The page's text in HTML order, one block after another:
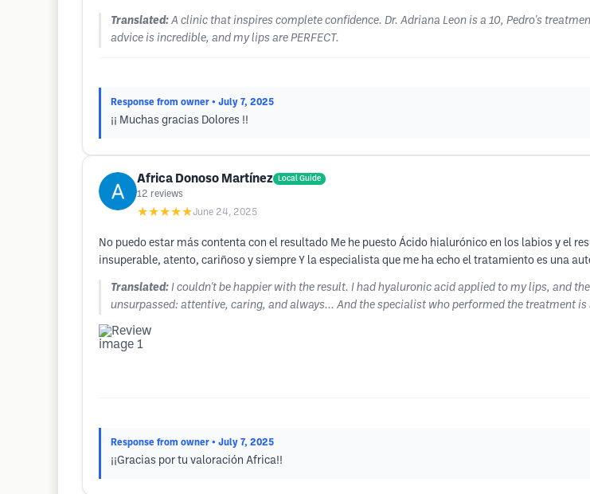
Translated: A clinic that inspires complete confidence. Dr. Adriana Leon is a 10, Pedro's
advice is incredible, and my lips are PERFECT.
Response from owner • July 7, 2025
¡¡ Muchas gracias Dolores !!
Africa Donoso Martínez Local Guide
12 reviews
★★★★★June 24, 2025
No puedo estar más contenta con el resultado Me he puesto Ácido hialurónico en los labios y el
insuperable, atento, cariñoso y siempre Y la especialista que me ha echo el tratamiento es una
Translated: I couldn't be happier with the result. I had hyaluronic acid applied to my lips, and
unsurpassed: attentive, caring, and always... And the specialist who performed the treatment
Response from owner • July 7, 2025
¡¡Gracias por tu valoración Africa!!